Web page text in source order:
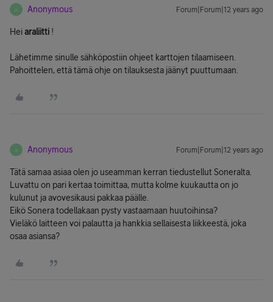
A Anonymous Forum|Forum|12 years ago
Heiaraliitti !
Lähetimme sinulle sähköpostiin ohjeet karttojen tilaamiseen.
Pahoittelen, että tämä ohje on tilauksesta jäänyt puuttumaan.
A Anonymous Forum|Forum|12 years ago
Tätä samaa asiaa olen jo useamman kerran tiedustellut Soneralta.
Luvattu on pari kertaa toimittaa, mutta kolme kuukautta on jo
kulunut ja avovesikausi pakkaa päälle.
Eikö Sonera todellakaan pysty vastaamaan huutoihinsa?
Vieläkö laitteen voi palautta ja hankkia sellaisesta liikkeestä, joka
osaa asiansa?